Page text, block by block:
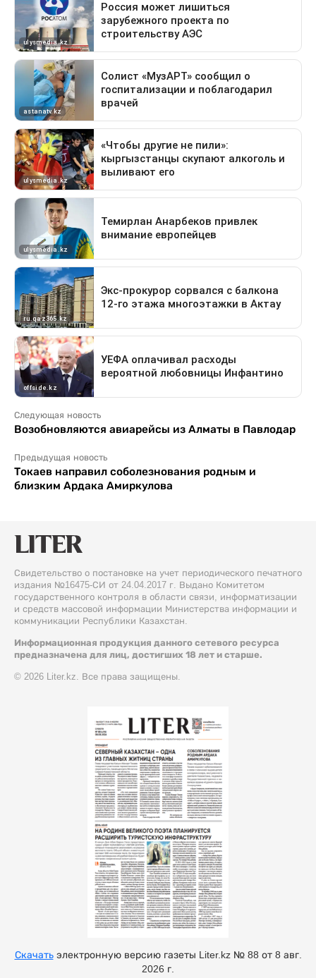
Следующая новость
Возобновляются авиарейсы из Алматы в Павлодар
Предыдущая новость
Токаев направил соболезнования родным и
близким Ардака Амиркулова
Свидетельство о постановке на учет периодического печатного
издания №16475-СИ от 24.04.2017 г. Выдано Комитетом
государственного контроля в области связи, информатизации
и средств массовой информации Министерства информации и
коммуникации Республики Казахстан.
Информационная продукция данного сетевого ресурса
предназначена для лиц, достигших 18 лет и старше.
© 2026 Liter.kz. Все права защищены.
Скачатьэлектронную версию газеты Liter.kz № 88 от 8 авг.
2026 г.